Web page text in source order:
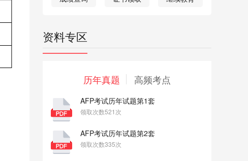
资料专区
历年真题 高频考点
AFP考试历年试题第1套
领取次数521次
AFP考试历年试题第2套
领取次数335次